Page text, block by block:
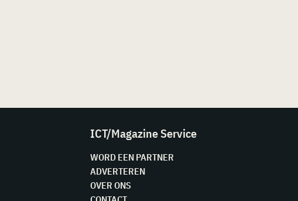
ICT/Magazine Service
WORD EEN PARTNER
ADVERTEREN
OVER ONS